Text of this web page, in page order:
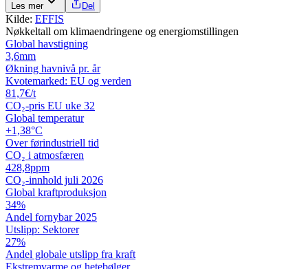
Les mer Del
Kilde: EFFIS
Nøkkeltall om klimaendringene og energiomstillingen
Global havstigning
3,6mm
Økning havnivå pr. år
Kvotemarked: EU og verden
81,7€/t
CO₂-pris EU uke 32
Global temperatur
+1,38°C
Over førindustriell tid
CO₂ i atmosfæren
428,8ppm
CO₂-innhold juli 2026
Global kraftproduksjon
34%
Andel fornybar 2025
Utslipp: Sektorer
27%
Andel globale utslipp fra kraft